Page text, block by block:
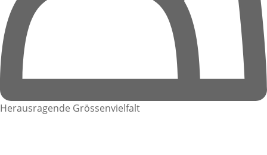
Herausragende Grössenvielfalt